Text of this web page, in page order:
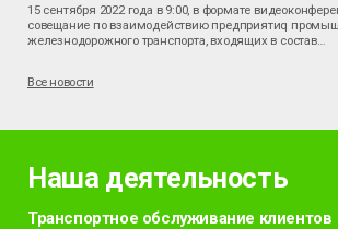
15 сентября 2022 года в 9:00, в формате
совещание по взаимодействию предприятиq
железнодорожного транспорта, входящих в состав…
Все новости
Наша деятельность
Транспортное обслуживание клиентов